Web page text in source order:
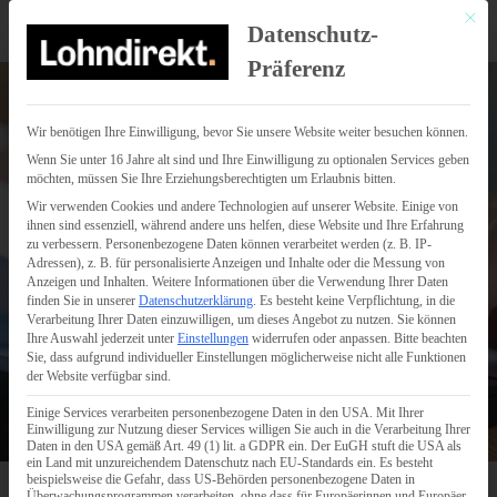
Mit
Datenschutz-
Präferenz
Wir benötigen Ihre Einwilligung, bevor Sie unsere Website weiter besuchen können.
Wenn Sie unter 16 Jahre alt sind und Ihre Einwilligung zu optionalen Services geben
möchten, müssen Sie Ihre Erziehungsberechtigten um Erlaubnis bitten.
Wir verwenden Cookies und andere Technologien auf unserer Website. Einige von
ihnen sind essenziell, während andere uns helfen, diese Website und Ihre Erfahrung
zu verbessern. Personenbezogene Daten können verarbeitet werden (z. B. IP-
Adressen), z. B. für personalisierte Anzeigen und Inhalte oder die Messung von
Anzeigen und Inhalten. Weitere Informationen über die Verwendung Ihrer Daten
finden Sie in unserer Datenschutzerklärung. Es besteht keine Verpflichtung, in die
Verarbeitung Ihrer Daten einzuwilligen, um dieses Angebot zu nutzen. Sie können
Ihre Auswahl jederzeit unter Einstellungen widerrufen oder anpassen. Bitte beachten
Sie, dass aufgrund individueller Einstellungen möglicherweise nicht alle Funktionen
der Website verfügbar sind.
Einige Services verarbeiten personenbezogene Daten in den USA. Mit Ihrer
Einwilligung zur Nutzung dieser Services willigen Sie auch in die Verarbeitung Ihrer
Daten in den USA gemäß Art. 49 (1) lit. a GDPR ein. Der EuGH stuft die USA als
ein Land mit unzureichendem Datenschutz nach EU-Standards ein. Es besteht
beispielsweise die Gefahr, dass US-Behörden personenbezogene Daten in